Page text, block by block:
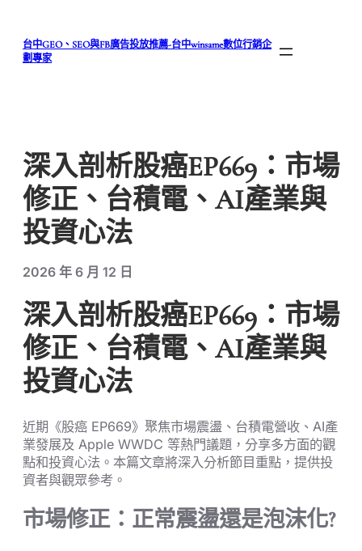
台中GEO、SEO與FB廣告投放推薦-台中winsame數位行銷企
劃專家
深入剖析股癌EP669：市場
修正、台積電、AI產業與
投資心法
2026 年 6 月 12 日
深入剖析股癌EP669：市場
修正、台積電、AI產業與
投資心法
近期《股癌 EP669》聚焦市場震盪、台積電營收、AI產
業發展及 Apple WWDC 等熱門議題，分享多方面的觀
點和投資心法。本篇文章將深入分析節目重點，提供投
資者與觀眾參考。
市場修正：正常震盪還是泡沫化?